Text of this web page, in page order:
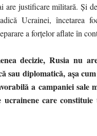
are justificare militară. Și
Ucrainei, încetarea
a forțelor aflate în
decizie, Rusia nu
sau diplomatică, așa
a campaniei sale
care